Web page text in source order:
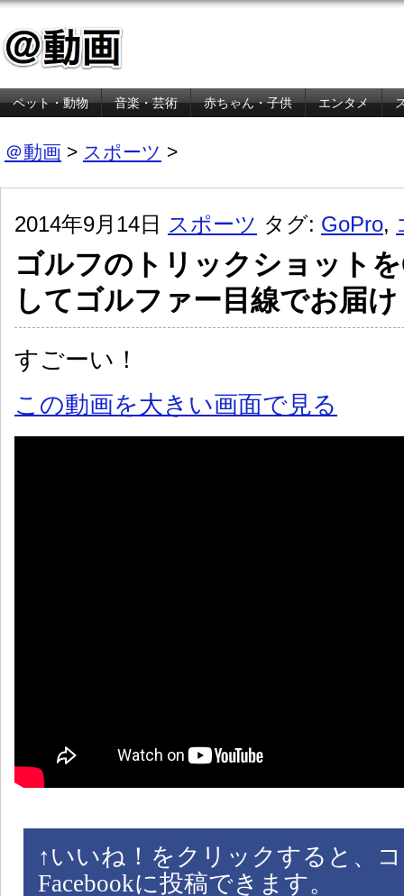
ペット・動物 音楽・芸術 赤ちゃん・子供 エンタメ
＠動画 > スポーツ >
2014年9月14日 スポーツ タグ: GoPro,
ゴルフのトリックショット
してゴルファー目線でお届け
すごーい！
この動画を大きい画面で見る
↑ いいね！をクリックすると、
Facebookに投稿できます。